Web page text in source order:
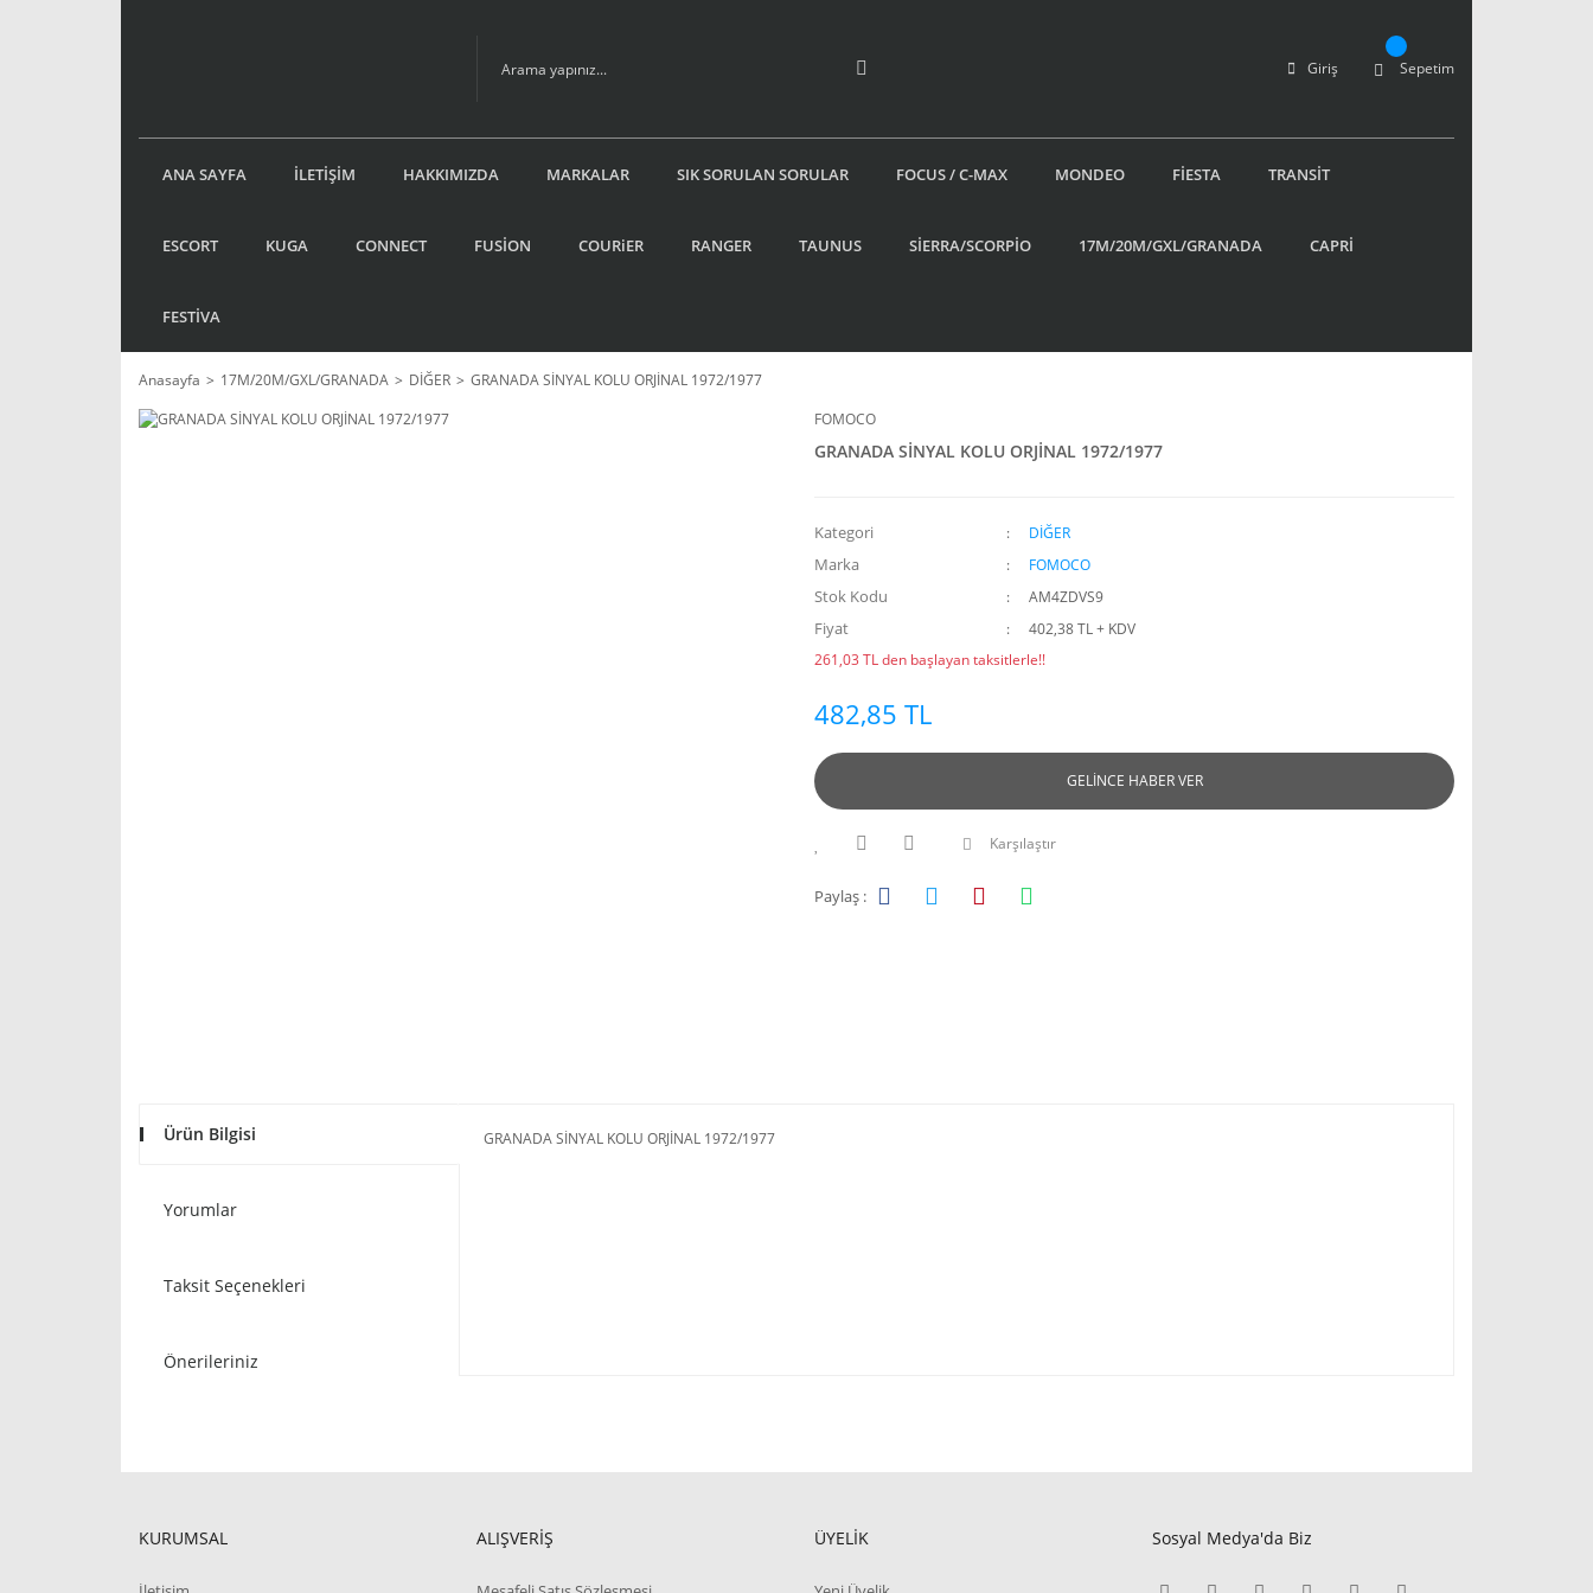
Giriş Sepetim
ANA SAYFA İLETİŞİM HAKKIMIZDA MARKALAR SIK SORULAN SORULAR FOCUS / C-MAX MONDEO FİESTA TRANSİT
ESCORT KUGA CONNECT FUSİON COURiER RANGER TAUNUS SİERRA/SCORPİO 17M/20M/GXL/GRANADA CAPRİ
FESTİVA
Anasayfa 17M/20M/GXL/GRANADA DİĞER
GRANADA SİNYAL KOLU ORJİNAL 1972/1977
FOMOCO
GRANADA SİNYAL KOLU ORJİNAL 1972/1977
Kategori DİĞER
Marka FOMOCO
Stok Kodu AM4ZDVS9
Fiyat
402,38 TL + KDV
261,03 TL den başlayan taksitlerle!!
482,85 TL
GELİNCE HABER VER
Karşılaştır
Paylaş :
Ürün Bilgisi
Yorumlar
Taksit Seçenekleri
Önerileriniz
GRANADA SİNYAL KOLU ORJİNAL 1972/1977
KURUMSAL ALIŞVERİŞ ÜYELİK Sosyal Medya'da Biz